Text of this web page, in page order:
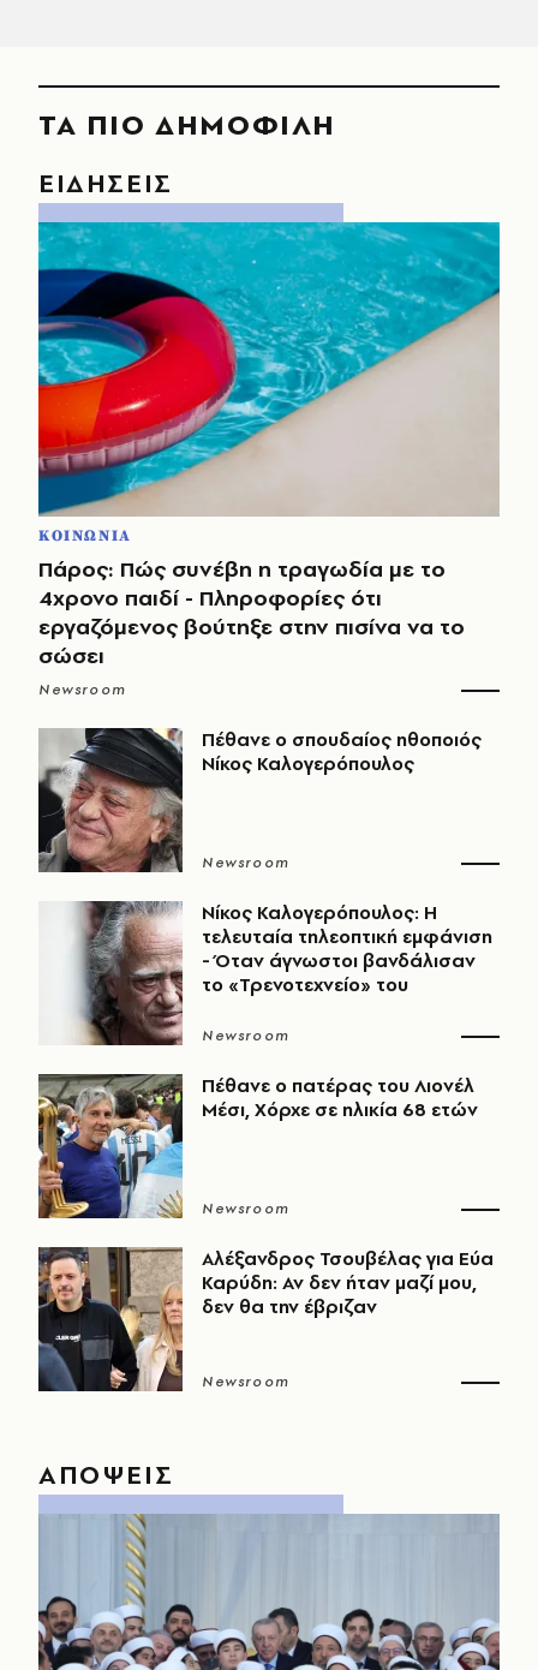
ΤΑ ΠΙΟ ΔΗΜΟΦΙΛΗ
ΕΙΔΗΣΕΙΣ
ΚΟΙΝΩΝΙΑ
Πάρος: Πώς συνέβη η τραγωδία με το
4χρονο παιδί - Πληροφορίες ότι
εργαζόμενος βούτηξε στην πισίνα να το
σώσει
Newsroom
Πέθανε ο σπουδαίος ηθοποιός
Νίκος Καλογερόπουλος
Newsroom
Νίκος Καλογερόπουλος: Η
τελευταία τηλεοπτική εμφάνιση
- Όταν άγνωστοι βανδάλισαν
το «Τρενοτεχνείο» του
Newsroom
Πέθανε ο πατέρας του Λιονέλ
Μέσι, Χόρχε σε ηλικία 68 ετών
Newsroom
Αλέξανδρος Τσουβέλας για Εύα
Καρύδη: Αν δεν ήταν μαζί μου,
δεν θα την έβριζαν
Newsroom
ΑΠΟΨΕΙΣ